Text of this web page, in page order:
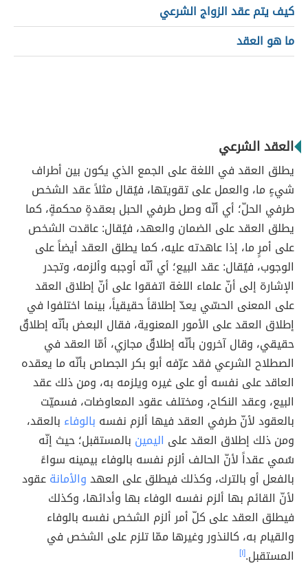
كيف يتم عقد الزواج الشرعي
ما هو العقد
العقد الشرعي
يطلق العقد في اللغة على الجمع الذي يكون بين أطراف
شيءٍ ما، والعمل على تقويتها، فيُقال مثلاً عقد الشخص
طرفي الحلّ؛ أي أنّه وصل طرفي الحبل بعقدةٍ محكمةٍ، كما
يطلق العقد على الضمان والعهد، فيُقال: عاقدت الشخص
على أمرٍ ما، إذا عاهدته عليه، كما يطلق العقد أيضاً على
الوجوب، فيُقال: عقد البيع؛ أي أنّه أوجبه وألزمه، وتجدر
الإشارة إلى أنّ علماء اللغة اتفقوا على أنّ إطلاق العقد
على المعنى الحسّي يعدّ إطلاقاً حقيقياً، بينما اختلفوا في
إطلاق العقد على الأمور المعنوية، فقال البعض بأنّه إطلاقٌ
حقيقي، وقال آخرون بأنّه إطلاقٌ مجازي، أمّا العقد في
الصطلاح الشرعي فقد عرّفه أبو بكر الجصاص بأنّه ما يعقده
العاقد على نفسه أو على غيره ويلزمه به، ومن ذلك عقد
البيع، وعقد النكاح، ومختلف عقود المعاوضات، فسميّت
بالعقود لأنّ طرفي العقد فيها ألزم نفسه بالوفاء بالعقد،
ومن ذلك إطلاق العقد على اليمين بالمستقبل؛ حيث إنّه
سُمي عقداً لأنّ الحالف ألزم نفسه بالوفاء بيمينه سواءً
بالفعل أو بالترك، وكذلك فيطلق على العهدوالأمانةعقود
لأنّ القائم بها ألزم نفسه الوفاء بها وأدائها، وكذلك
فيطلق العقد على كلّ أمر ألزم الشخص نفسه بالوفاء
والقيام به، كالنذور وغيرها ممّا تلزم على الشخص في
المستقبل.[١]